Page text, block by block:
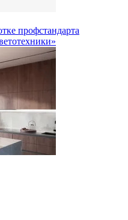
профстандарта